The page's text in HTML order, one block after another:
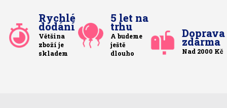
Rychlé
dodání
Většina
zboží je
skladem
5 let na
trhu
A budeme
ještě
dlouho
Doprava
zdarma
Nad 2000 Kč